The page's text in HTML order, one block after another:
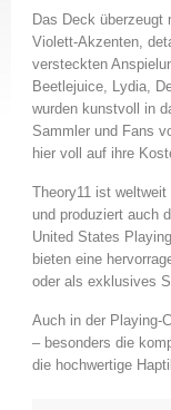
Das Deck überzeugt
Violett-Akzenten,
versteckten
Beetlejuice, Lydia,
wurden kunstvoll in
Sammler und Fans
hier voll auf ihre
Theory11 ist
und produziert auch
United States
bieten eine
oder als exklusives
Auch in der Playing-
– besonders die
die hochwertige